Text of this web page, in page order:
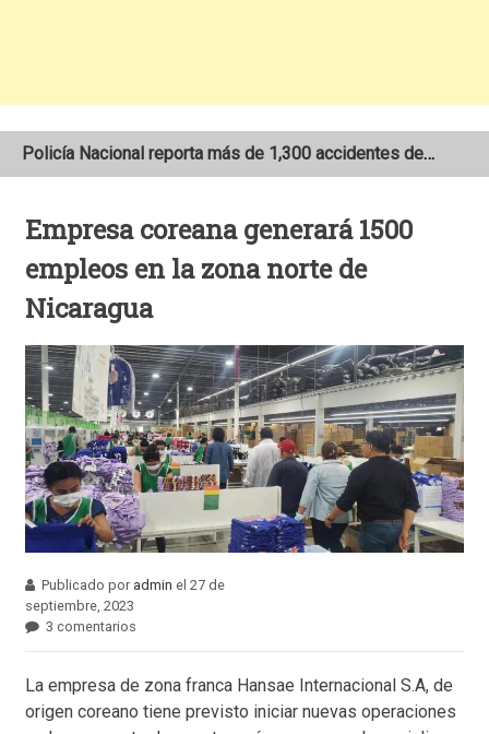
Policía Nacional reporta más de 1,300 accidentes de tránsito en Nicaragua
Empresa coreana generará 1500
empleos en la zona norte de
Nicaragua
Publicado por admin el 27 de
septiembre, 2023
3 comentarios
La empresa de zona franca Hansae Internacional S.A, de
origen coreano tiene previsto iniciar nuevas operaciones